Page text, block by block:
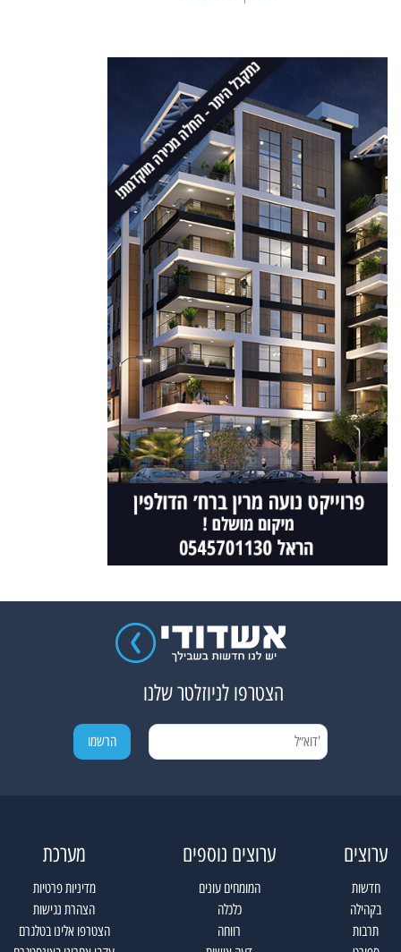
הצטרפו לניוזלטר שלנו
ערוצים
חדשות
בקהילה
תרבות
ערוצים נוספים
המומחים עונים
כלכלה
רווחה
מערכת
מדיניות פרטיות
הצהרת נגישות
הצטרפו אלינו בטלגרם